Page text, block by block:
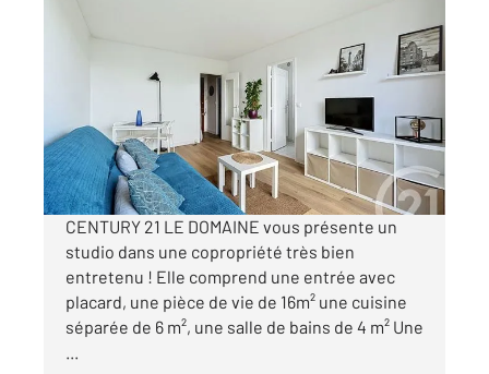
Appartement F1 à vendre
145 000 €
Visiter le site dédié
CENTURY 21 LE DOMAINE vous présente un
studio dans une copropriété très bien
entretenu ! Elle comprend une entrée avec
placard, une pièce de vie de 16m² une cuisine
séparée de 6 m², une salle de bains de 4 m² Une
...